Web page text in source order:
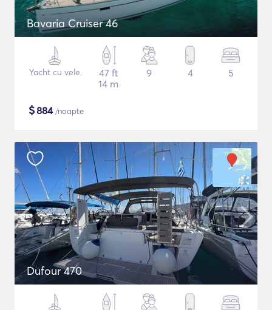
Bavaria Cruiser 46
Yacht cu vele
47 ft
14 m
9 4 5
$884/noapte
Dufour 470